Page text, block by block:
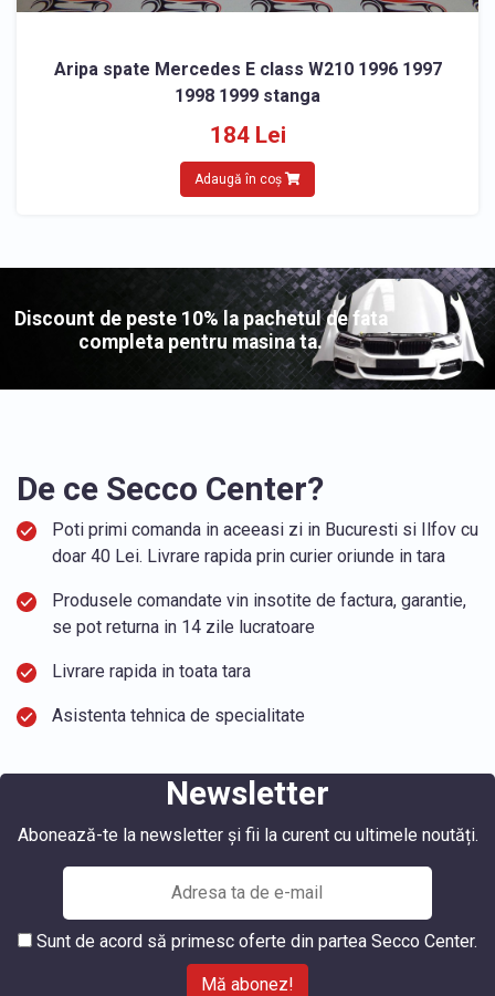
Aripa spate Mercedes E class W210 1996 1997
1998 1999 stanga
184 Lei
Adaugă în coș
Discount de peste 10% la pachetul de fata
completa pentru masina ta.
De ce Secco Center?
Poti primi comanda in aceeasi zi in Bucuresti si Ilfov cu
doar 40 Lei. Livrare rapida prin curier oriunde in tara
Produsele comandate vin insotite de factura, garantie,
se pot returna in 14 zile lucratoare
Livrare rapida in toata tara
Asistenta tehnica de specialitate
Newsletter
Abonează-te la newsletter și fii la curent cu ultimele noutăți.
Sunt de acord să primesc oferte din partea Secco Center.
Mă abonez!